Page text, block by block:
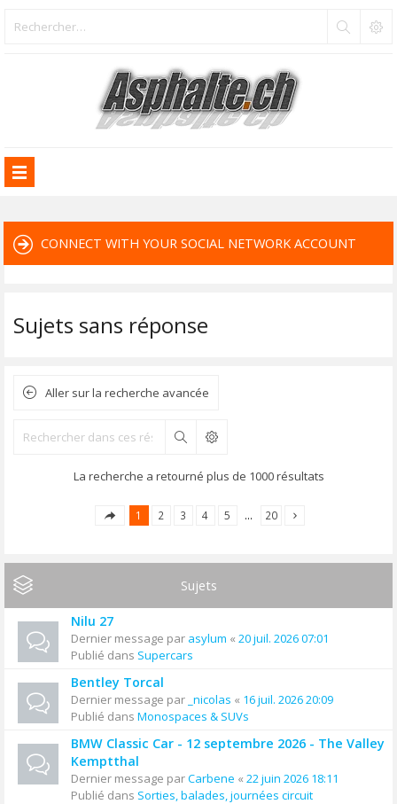
CONNECT WITH YOUR SOCIAL NETWORK ACCOUNT
Sujets sans réponse
Aller sur la recherche avancée
Rechercher
La recherche a retourné plus de 1000 résultats
1 2 3 4 5 … 20
Sujets
Nilu 27
Dernier message par asylum « 20 juil. 2026 07:01
Publié dans Supercars
Bentley Torcal
Dernier message par _nicolas « 16 juil. 2026 20:09
Publié dans Monospaces & SUVs
BMW Classic Car - 12 septembre 2026 - The Valley
Kemptthal
Dernier message parCarbene « 22 juin 2026 18:11
Publié dans Sorties, balades, journées circuit